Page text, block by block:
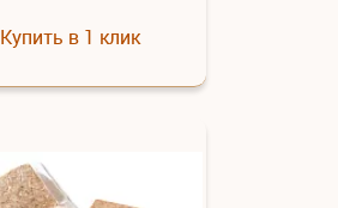
Купить в 1 клик